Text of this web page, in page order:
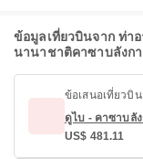
ข้อมูลเที่ยวบินจาก ท่า
นานาชาติคาซาบลังก
ข้อเสนอเที่ยวบิ
ดูไบ - คาซาบลัง
US$ 481.11